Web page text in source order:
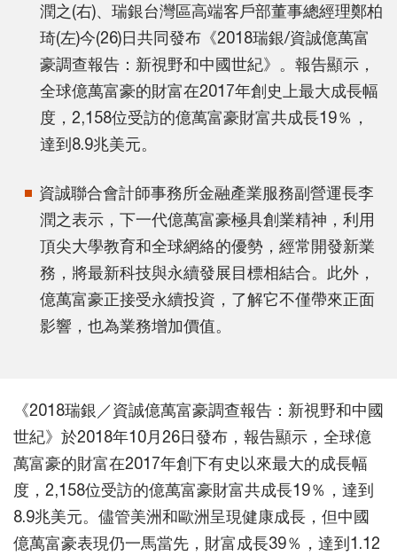
潤之(右)、瑞銀台灣區高端客戶部董事總經理鄭柏
琦(左)今(26)日共同發布《2018瑞銀/資誠億萬富
豪調查報告：新視野和中國世紀》。報告顯示，
全球億萬富豪的財富在2017年創史上最大成長幅
度，2,158位受訪的億萬富豪財富共成長19％，
達到8.9兆美元。
資誠聯合會計師事務所金融產業服務副營運長李
潤之表示，下一代億萬富豪極具創業精神，利用
頂尖大學教育和全球網絡的優勢，經常開發新業
務，將最新科技與永續發展目標相結合。此外，
億萬富豪正接受永續投資，了解它不僅帶來正面
影響，也為業務增加價值。
《2018瑞銀／資誠億萬富豪調查報告：新視野和中國
世紀》於2018年10月26日發布，報告顯示，全球億
萬富豪的財富在2017年創下有史以來最大的成長幅
度，2,158位受訪的億萬富豪財富共成長19％，達到
8.9兆美元。儘管美洲和歐洲呈現健康成長，但中國
億萬富豪表現仍一馬當先，財富成長39％，達到1.12